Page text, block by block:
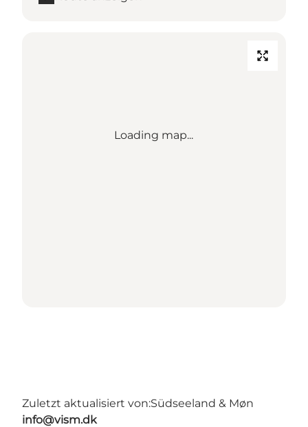
Loading map...
Zuletzt aktualisiert von:Südseeland & Møn
info@vism.dk